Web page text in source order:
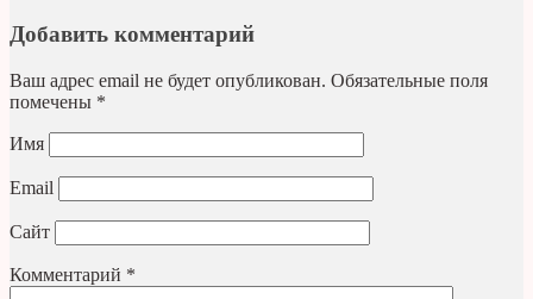
Добавить комментарий
Ваш адрес email не будет опубликован. Обязательные поля
помечены *
Имя
Email
Сайт
Комментарий *